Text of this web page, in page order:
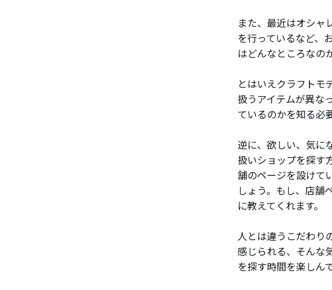
また、最近はオシャ
を行っているなど、
はどんなところなの
とはいえクラフトモ
扱うアイテムが異な
ているのかを知る必
逆に、欲しい、気に
扱いショップを探す
舗のページを設けて
しょう。もし、店舗
に教えてくれます。
人とは違うこだわり
感じられる、そんな
を探す時間を楽しん